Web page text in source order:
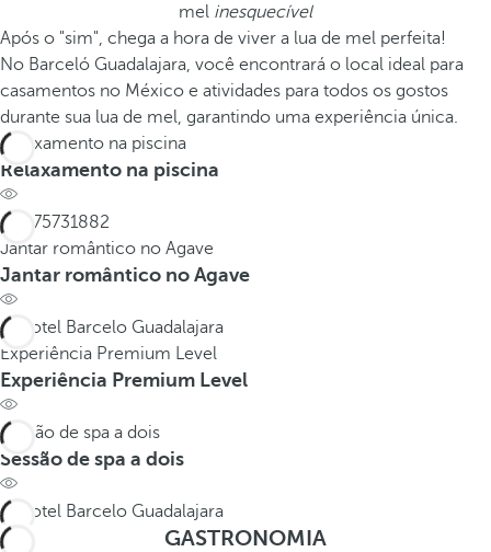
mel inesquecível
Após o "sim", chega a hora de viver a lua de mel perfeita!
No Barceló Guadalajara, você encontrará o local ideal para
casamentos no México e atividades para todos os gostos
durante sua lua de mel, garantindo uma experiência única.
Relaxamento na piscina
Relaxamento na piscina
Jantar romântico no Agave
Jantar romântico no Agave
Experiência Premium Level
Experiência Premium Level
Sessão de spa a dois
Sessão de spa a dois
GASTRONOMIA